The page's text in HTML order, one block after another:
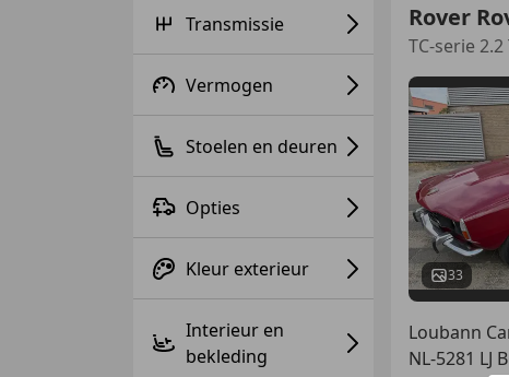
Transmissie
Vermogen
Stoelen en deuren
Opties
Kleur exterieur
Interieur en
bekleding
Rover
TC-serie
33
Loubann
NL-5281 LJ